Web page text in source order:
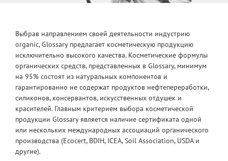
Выбрав направлением своей деятельности индустрию
organic, Glossary предлагает косметическую продукцию
исключительно высокого качества. Косметические формулы
органических средств, представленных в Glossary, минимум
на 95% состоят из натуральных компонентов и
гарантированно не содержат продуктов нефтепереработки,
силиконов, консервантов, искусственных отдушек и
красителей. Главным критерием выбора косметической
продукции Glossary является наличие сертификата одной
или нескольких международных ассоциаций органического
производства (Ecocert, BDIH, ICEA, Soil Association, USDA и
другие).